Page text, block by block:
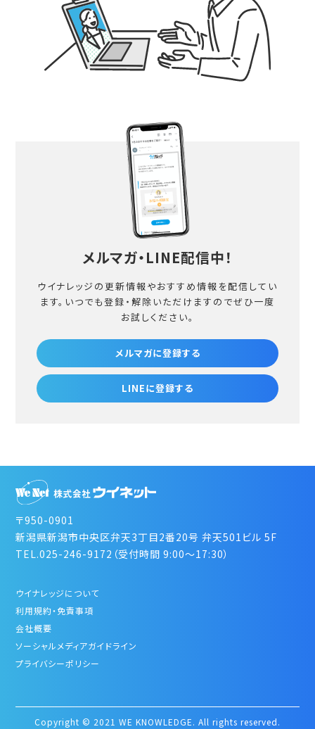
メルマガ・LINE配信中！
ウイナレッジの更新情報やおすすめ情報を配信してい
ます。 いつでも登録・解除いただけますのでぜひ一度
お試しください。
メルマガに登録する
LINEに登録する
〒950-0901
新潟県新潟市中央区弁天3丁目2番20号 弁天501ビル 5F
TEL.025-246-9172（受付時間 9:00～17:30）
ウイナレッジについて
利用規約・免責事項
会社概要
ソーシャルメディアガイドライン
プライバシーポリシー
Copyright © 2021 WE KNOWLEDGE. All rights reserved.